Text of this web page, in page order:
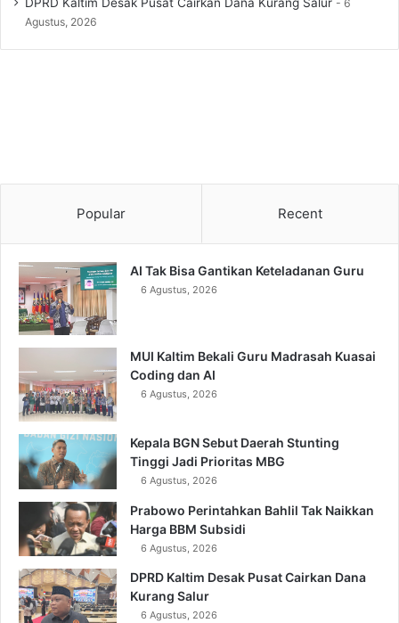
6
Agustus, 2026
Popular Recent
AI Tak Bisa Gantikan Keteladanan Guru
6 Agustus, 2026
MUI Kaltim Bekali Guru Madrasah Kuasai
Coding dan AI
6 Agustus, 2026
Kepala BGN Sebut Daerah Stunting
Tinggi Jadi Prioritas MBG
6 Agustus, 2026
Prabowo Perintahkan Bahlil Tak Naikkan
Harga BBM Subsidi
6 Agustus, 2026
DPRD Kaltim Desak Pusat Cairkan Dana
Kurang Salur
6 Agustus, 2026